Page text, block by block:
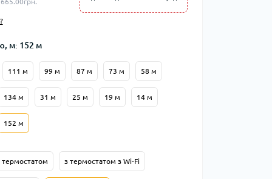
м: 152 м
111 м 99 м 87 м 73 м 58 м
134 м 31 м 25 м 19 м 14 м
152 м
з термостатом з Wi-Fi